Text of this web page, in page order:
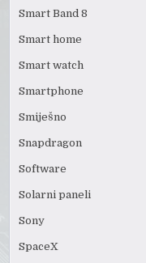
Smart Band 8
Smart home
Smart watch
Smartphone
Smiješno
Snapdragon
Software
Solarni paneli
Sony
SpaceX